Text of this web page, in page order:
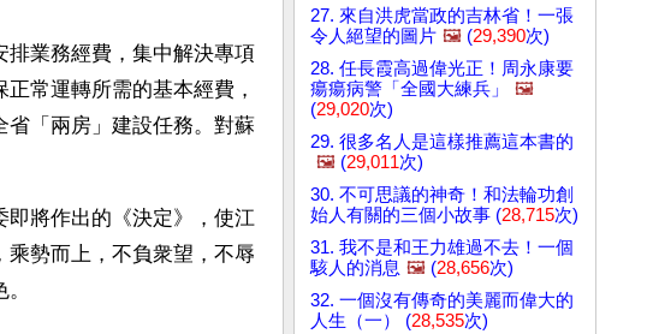
排業務經費，集中解決專項
常運轉所需的基本經費，
省「兩房」建設任務。對蘇
即將作出的《決定》，使江
勢而上，不負衆望，不辱
27. 來自洪虎當政的吉林省！一張
令人絕望的圖片 🖼️ (29,390次)
28. 任長霞高過偉光正！周永康要
瘍瘍病警「全國大練兵」
🖼️
(29,020次)
29. 很多名人是這樣推薦這本書的
🖼️ (29,011次)
30. 不可思議的神奇！和法輪功創
始人有關的三個小故事 (28,715次)
31. 我不是和王力雄過不去！一個
駭人的消息 🖼️ (28,656次)
32. 一個沒有傳奇的美麗而偉大的
人生（一） (28,535次)